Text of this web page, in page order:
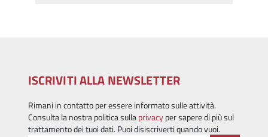
ISCRIVITI ALLA NEWSLETTER
Rimani in contatto per essere informato sulle attività.
Consulta la nostra politica sullaprivacyper sapere di più sul
trattamento dei tuoi dati. Puoi disiscriverti quando vuoi.